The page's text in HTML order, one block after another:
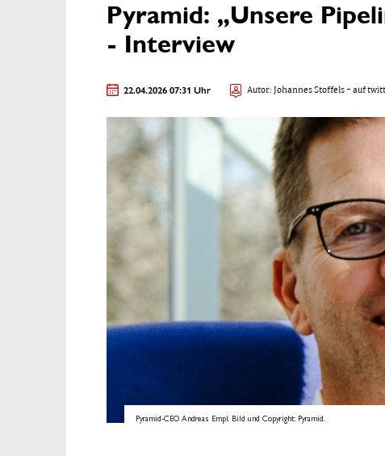
Pyramid: „Unsere
- Interview
22.04.2026 07:31 Uhr Autor:Johannes Stoffels- auf
Pyramid-CEO Andreas Empl. Bild und Copyright: Pyramid.